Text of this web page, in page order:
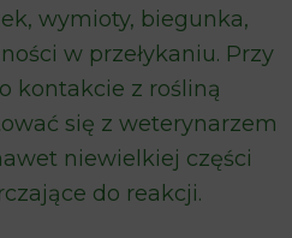
wymioty, biegunka,
w przełykaniu. Przy
kontakcie z rośliną
się z weterynarzem
niewielkiej części
do reakcji.